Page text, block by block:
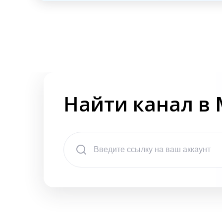
Найти канал в